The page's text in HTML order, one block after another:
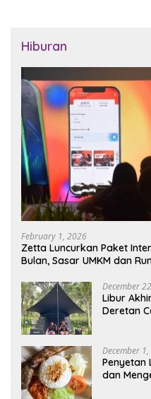
Hiburan
February 1, 2026
Zetta Luncurkan Paket
Bulan, Sasar UMKM dan
December
Libur
Deretan
December
Penyetan
dan